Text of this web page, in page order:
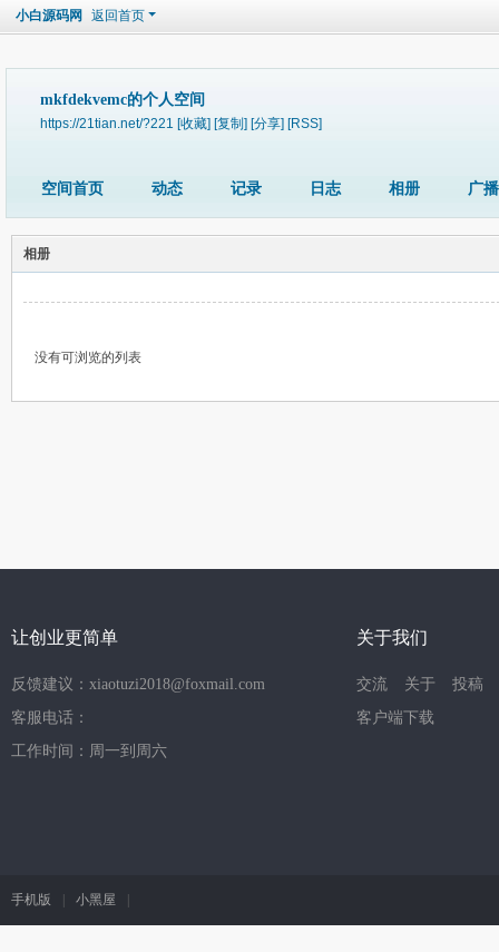
小白源码网 返回首页
mkfdekvemc的个人空间
https://21tian.net/?221 [收藏] [复制] [分享] [RSS]
空间首页 动态 记录 日志 相册 广播
相册
没有可浏览的列表
让创业更简单
反馈建议：xiaotuzi2018@foxmail.com
客服电话：
工作时间：周一到周六
关于我们
交流 关于
投稿
客户端下载
手机版 小黑屋